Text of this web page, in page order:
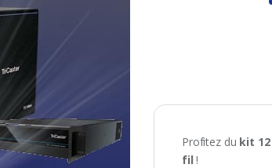
Profitez du kit 12
fil !